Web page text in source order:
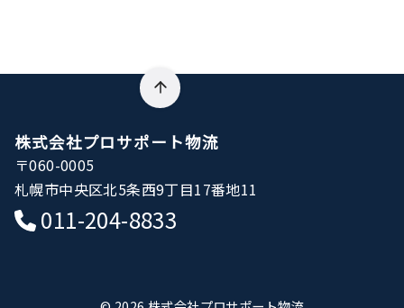
株式会社プロサポート物流
〒060-0005
札幌市中央区北5条西9丁目17番地11
011-204-8833